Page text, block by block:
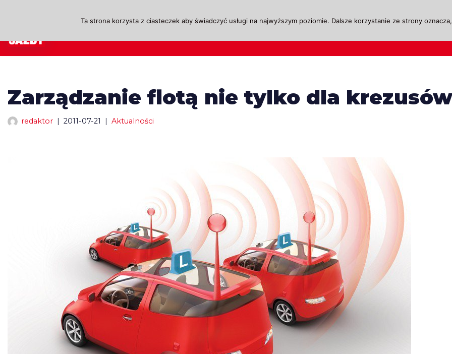
do
treści
Zarządzanie flotą nie tylko dla krezusów
redaktor 2011-07-21 Aktualności
Ta strona korzysta z ciasteczek aby świadczyć usługi na najwyższym poziomie. Dalsze korzystanie ze strony